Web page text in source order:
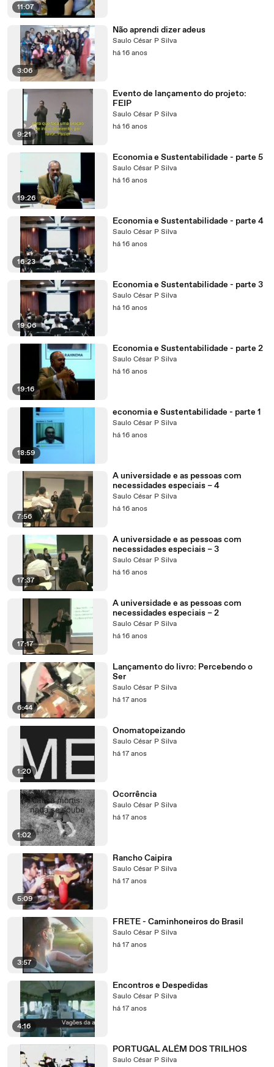
11:07
3:06
Não aprendi dizer adeus
Saulo César P Silva
há 16 anos
9:21
Evento de lançamento do projeto:
FEIP
Saulo César P Silva
há 16 anos
19:26
Economia e Sustentabilidade - parte 5
Saulo César P Silva
há 16 anos
16:23
Economia e Sustentabilidade - parte 4
Saulo César P Silva
há 16 anos
19:06
Economia e Sustentabilidade - parte 3
Saulo César P Silva
há 16 anos
19:16
Economia e Sustentabilidade - parte 2
Saulo César P Silva
há 16 anos
18:59
economia e Sustentabilidade - parte 1
Saulo César P Silva
há 16 anos
7:56
A universidade e as pessoas com
necessidades especiais – 4
Saulo César P Silva
há 16 anos
17:37
A universidade e as pessoas com
necessidades especiais – 3
Saulo César P Silva
há 16 anos
17:17
A universidade e as pessoas com
necessidades especiais – 2
Saulo César P Silva
há 16 anos
6:44
Lançamento do livro: Percebendo o
Ser
Saulo César P Silva
há 17 anos
1:20
Onomatopeizando
Saulo César P Silva
há 17 anos
1:02
Ocorrência
Saulo César P Silva
há 17 anos
5:09
Rancho Caipira
Saulo César P Silva
há 17 anos
3:57
FRETE - Caminhoneiros do Brasil
Saulo César P Silva
há 17 anos
4:16
Encontros e Despedidas
Saulo César P Silva
há 17 anos
PORTUGAL ALÉM DOS TRILHOS
Saulo César P Silva